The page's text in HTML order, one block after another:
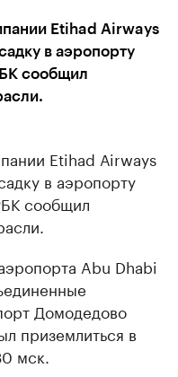
Etihad Аirways
в аэропорту
сообщил
Etihad Аirways
в аэропорту
сообщил
Abu Dhabi
Домодедово
приземлиться в
мск.